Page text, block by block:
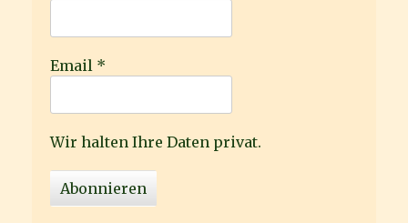
Email *
Wir halten Ihre Daten privat.